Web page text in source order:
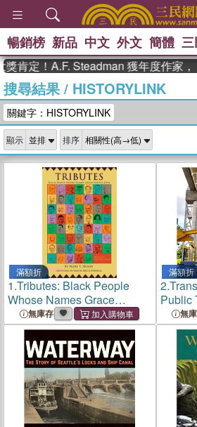
熱搜：
、 The
獎 臺灣漫遊
登輝時代
偉大的迷走
暢銷榜 新品 中文 外文 簡體
肯定！A.F. Steadman 獲年度作家，
搜尋結果/ HISTORYLINK
關鍵字：HISTORYLINK
顯示 排序
滿額折
1.Tributes: Black People
Whose Names Grace
Seattle Sites
無庫存
滿額折
2.
Public
無